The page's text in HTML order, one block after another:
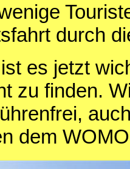
durch
es jetzt
zu finden.
dem